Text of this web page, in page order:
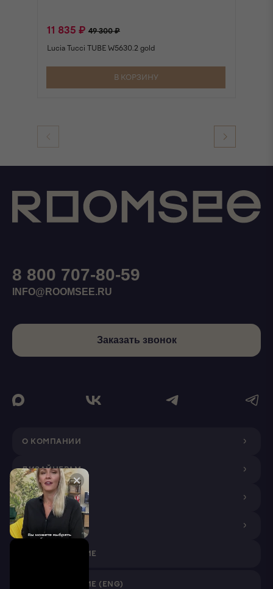
11 835 ₽ 49 300 ₽
Lucia Tucci TUBE W5630.2 gold
В КОРЗИНУ
О КОМПАНИИ
ДИЗАЙНЕРАМ
ПОКУПАТЕЛЯМ
ПАРТНЕРАМ
VR ПРИЛОЖЕНИЕ
VR ПРИЛОЖЕНИЕ (ENG)
8 800 707-80-59
INFO@ROOMSEE.RU
Заказать звонок